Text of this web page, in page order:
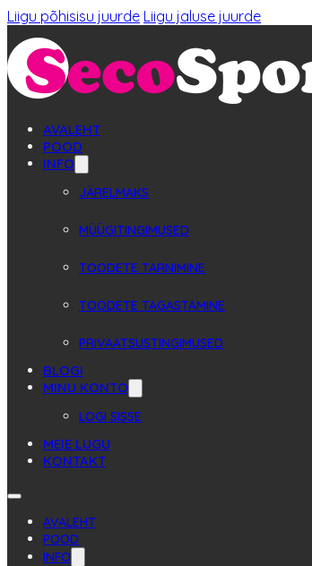
Liigu põhisisu juurde Liigu jaluse juurde
AVALEHT
POOD
INFO
JÄRELMAKS
MÜÜGITINGIMUSED
TOODETE TARNIMINE
TOODETE TAGASTAMINE
PRIVAATSUSTINGIMUSED
BLOGI
MINU KONTO
LOGI SISSE
MEIE LUGU
KONTAKT
AVALEHT
POOD
INFO